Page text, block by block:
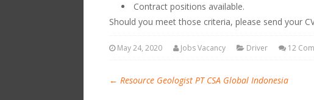
Contract positions available.
Should you meet those criteria, please send your
May 24, 2020 Jobs Vacancy Driver 12
← Resource Geologist PT CSA Global Indonesia